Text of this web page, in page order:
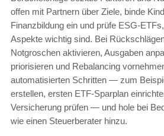
offen mit Partnern über Ziele, binde
Finanzbildung ein und prüfe ESG-
Aspekte wichtig sind. Bei
Notgroschen aktivieren, Ausgaben
priorisieren und Rebalancing
automatisierten Schritten — zum
erstellen, ersten ETF-Sparplan
Versicherung prüfen — und hole bei
wie einen Steuerberater hinzu.